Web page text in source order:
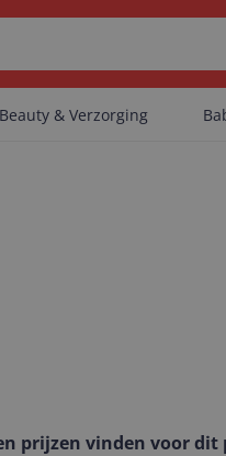
Beauty & Verzorging
prijzen vinden voor dit